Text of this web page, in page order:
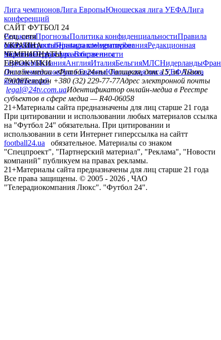
Лига чемпионовЛига ЕвропыЮношеская лига УЕФАЛига
конференций
САЙТ ФУТБОЛ 24
РедакцияПрогнозыПолитика конфиденциальностиПравила
сайтуКонтактыПравила комментированияРедакционная
политикаСтруктура собственности
Соц. сети
facebookxyoutubeinstagramtelegramviber
УКРАИНА
УкраинаПервая лигаВторая лига
ЧЕМПИОНАТЫ
ГерманияИспанияАнглияИталияБельгияМЛСНидерланды
ЕВРОКУБКИ
Лига чемпионовЛига ЕвропыЮношеская лига УЕФАЛига
конференций
Онлайн-медиа «Футбол 24»пл. Галицкая, дом. 15, м. Львов,
79008Телефон +380 (32) 229-77-77Адрес электронной почты
legal@24tv.com.uaИдентификатор онлайн-медиа в Реестре
субъектов в сфере медиа — R40-06058
21+Материалы сайта предназначены для лиц старше 21 года
При цитировании и использовании любых материалов ссылка
на "Футбол 24" обязательна. При цитировании и
использовании в сети Интернет гиперссылка на сайтт
football24.ua
обязательное. Материалы со знаком
"Спецпроект", "Партнерский материал", "Реклама", "Новости
компаний" публикуем на правах рекламы.
21+Материалы сайта предназначены для лиц старше 21 года
Все права защищены. © 2005 - 2026 , ЧАО
"Телерадиокомпания Люкс". "Футбол 24".